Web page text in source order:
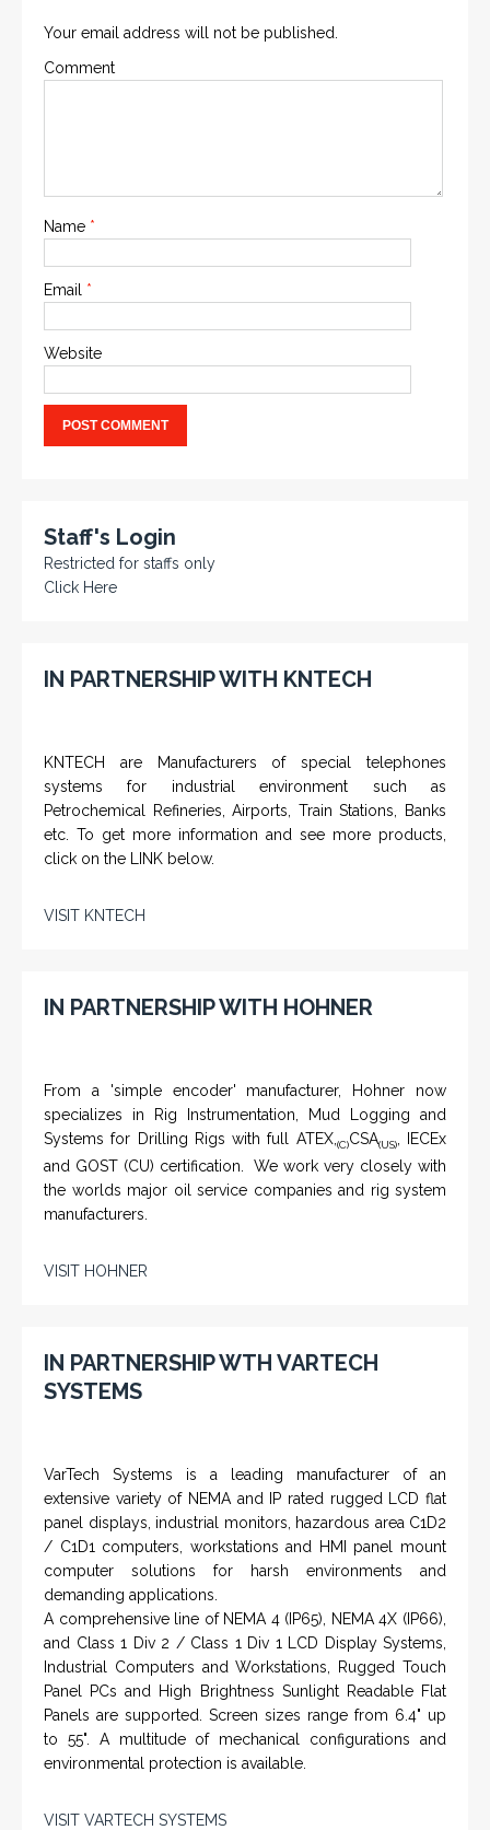
Your email address will not be published.
Comment
Name *
Email *
Website
Staff's Login
Restricted for staffs only
Click Here
IN PARTNERSHIP WITH KNTECH
KNTECH are Manufacturers of special telephones
systems for industrial environment such as
Petrochemical Refineries, Airports, Train Stations, Banks
etc. To get more information and see more products,
click on the LINK below.
VISIT KNTECH
IN PARTNERSHIP WITH HOHNER
From a 'simple encoder' manufacturer, Hohner now
specializes in Rig Instrumentation, Mud Logging and
Systems for Drilling Rigs with full ATEX, (C)CSA(US), IECEx
and GOST (CU) certification. We work very closely with
the worlds major oil service companies and rig system
manufacturers.
VISIT HOHNER
IN PARTNERSHIP WTH VARTECH
SYSTEMS
VarTech Systems is a leading manufacturer of an
extensive variety of NEMA and IP rated rugged LCD flat
panel displays, industrial monitors, hazardous area C1D2
/ C1D1 computers, workstations and HMI panel mount
computer solutions for harsh environments and
demanding applications.
A comprehensive line of NEMA 4 (IP65), NEMA 4X (IP66),
and Class 1 Div 2 / Class 1 Div 1 LCD Display Systems,
Industrial Computers and Workstations, Rugged Touch
Panel PCs and High Brightness Sunlight Readable Flat
Panels are supported. Screen sizes range from 6.4" up
to 55". A multitude of mechanical configurations and
environmental protection is available.
VISIT VARTECH SYSTEMS